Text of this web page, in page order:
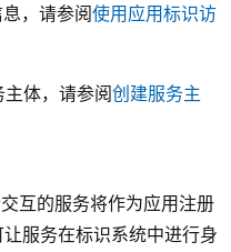
，请参阅使用应用标识访
体，请参阅创建服务主
互的服务将作为应用注册
服务在标识系统中进行身